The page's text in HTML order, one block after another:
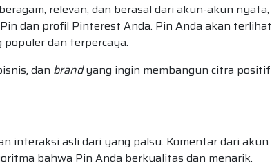
relevan, dan berasal dari akun-akun nyata,
dan profil Pinterest Anda. Pin Anda akan terlihat
dan terpercaya.
dan brandyang ingin membangun citra positif
interaksi asli dari yang palsu. Komentar dari akun
bahwa Pin Anda berkualitas dan menarik.